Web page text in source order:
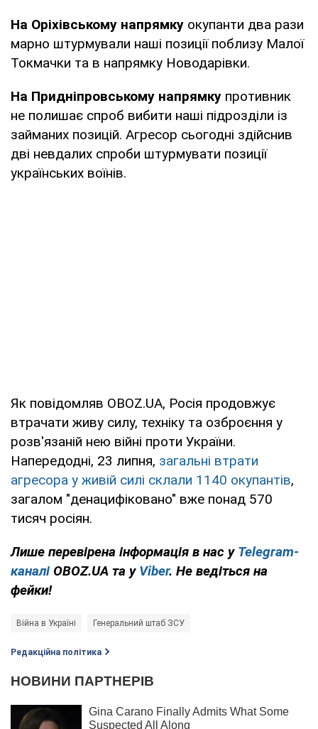
На Оріхівському напрямку окупанти два рази
марно штурмували наші позиції поблизу Малої
Токмачки та в напрямку Новодарівки.
На Придніпровському напрямку противник
не полишає спроб вибити наші підрозділи із
займаних позицій. Агресор сьогодні здійснив
дві невдалих спроби штурмувати позиції
українських воїнів.
Як повідомляв OBOZ.UA, Росія продовжує
втрачати живу силу, техніку та озброєння у
розв'язаній нею війні проти України.
Напередодні, 23 липня, загальні втрати
агресора у живій силі склали 1140 окупантів,
загалом "денацифіковано" вже понад 570
тисяч росіян.
Лише перевірена інформація в нас у Telegram-
каналі OBOZ.UA та у Viber. Не ведіться на
фейки!
Війна в Україні Генеральний штаб ЗСУ
Редакційна політика